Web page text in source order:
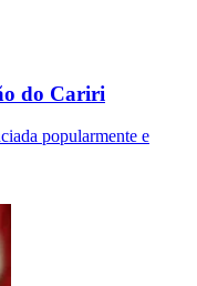
do Cariri
popularmente e